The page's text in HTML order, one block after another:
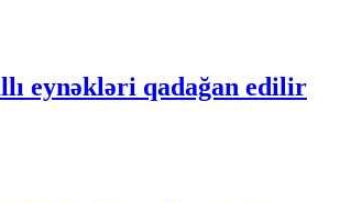
eynəkləri qadağan edilir